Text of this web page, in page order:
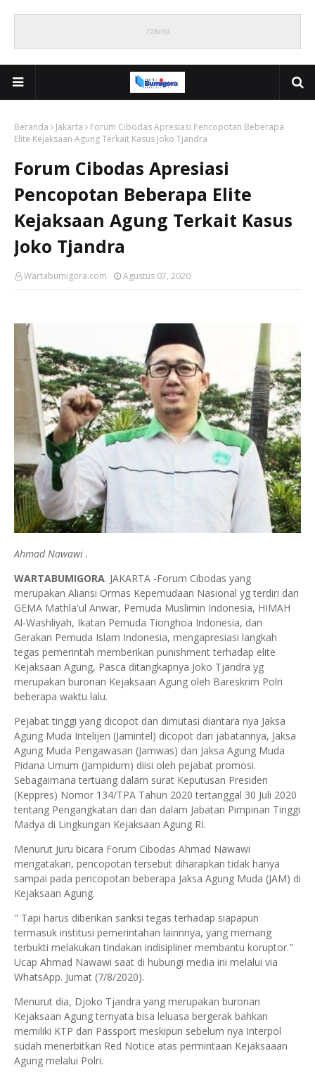
Beranda Jakarta
Forum Cibodas Apresiasi Pencopotan Beberapa
Elite Kejaksaan Agung Terkait Kasus Joko Tjandra
Forum Cibodas Apresiasi
Pencopotan Beberapa Elite
Kejaksaan Agung Terkait Kasus
Joko Tjandra
Wartabumigora.com Agustus 07, 2020
Ahmad Nawawi .
WARTABUMIGORA. JAKARTA -Forum Cibodas yang
merupakan Aliansi Ormas Kepemudaan Nasional yg terdiri dari
GEMA Mathla'ul Anwar, Pemuda Muslimin Indonesia, HIMAH
Al-Washliyah, Ikatan Pemuda Tionghoa Indonesia, dan
Gerakan Pemuda Islam Indonesia, mengapresiasi langkah
tegas pemerintah memberikan punishment terhadap elite
Kejaksaan Agung, Pasca ditangkapnya Joko Tjandra yg
merupakan buronan Kejaksaan Agung oleh Bareskrim Polri
beberapa waktu lalu.
Pejabat tinggi yang dicopot dan dimutasi diantara nya Jaksa
Agung Muda Intelijen (Jamintel) dicopot dari jabatannya, Jaksa
Agung Muda Pengawasan (Jamwas) dan Jaksa Agung Muda
Pidana Umum (Jampidum) diisi oleh pejabat promosi.
Sebagaimana tertuang dalam surat Keputusan Presiden
(Keppres) Nomor 134/TPA Tahun 2020 tertanggal 30 Juli 2020
tentang Pengangkatan dari dan dalam Jabatan Pimpinan Tinggi
Madya di Lingkungan Kejaksaan Agung RI.
Menurut Juru bicara Forum Cibodas Ahmad Nawawi
mengatakan, pencopotan tersebut diharapkan tidak hanya
sampai pada pencopotan beberapa Jaksa Agung Muda (JAM) di
Kejaksaan Agung.
" Tapi harus diberikan sanksi tegas terhadap siapapun
termasuk institusi pemerintahan lainnnya, yang memang
terbukti melakukan tindakan indisipliner membantu koruptor."
Ucap Ahmad Nawawi saat di hubungi media ini melalui via
WhatsApp. Jumat (7/8/2020).
Menurut dia, Djoko Tjandra yang merupakan buronan
Kejaksaan Agung ternyata bisa leluasa bergerak bahkan
memiliki KTP dan Passport meskipun sebelum nya Interpol
sudah menerbitkan Red Notice atas permintaan Kejaksaaan
Agung melalui Polri.